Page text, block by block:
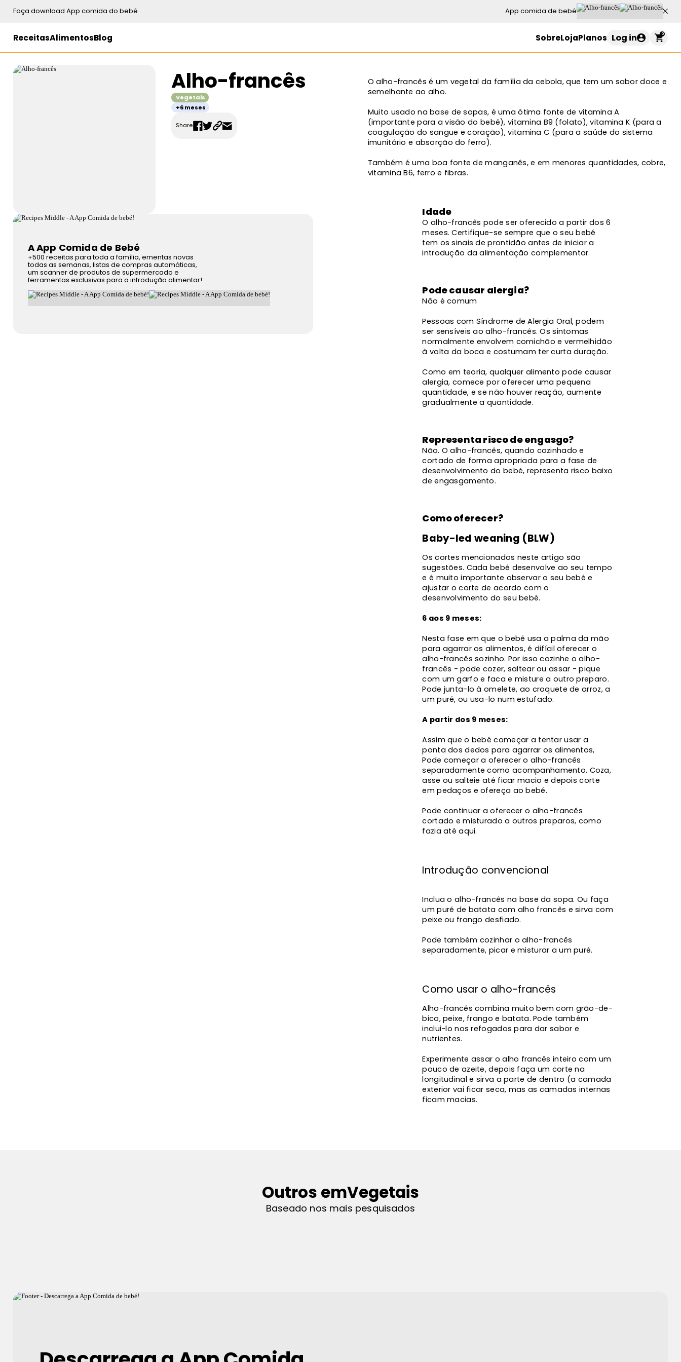
Faça download App comida do bebé App comida de bebé
ReceitasAlimentosBlog SobreLojaPlanos Log in 0
o seu carrinho está vazio
Continuar a comprar
Alho-francês
Vegetais
+6 meses
Share
A App Comida de Bebé
+500 receitas para toda a família, ementas novas
todas as semanas, listas de compras automáticas,
um scanner de produtos de supermercado e
ferramentas exclusivas para a introdução alimentar!
O alho-francês é um vegetal da família da cebola, que tem um sabor doce e
semelhante ao alho.
Muito usado na base de sopas, é uma ótima fonte de vitamina A
(importante para a visão do bebé), vitamina B9 (folato), vitamina K (para a
coagulação do sangue e coração), vitamina C (para a saúde do sistema
imunitário e absorção do ferro).
Também é uma boa fonte de manganês, e em menores quantidades, cobre,
vitamina B6, ferro e fibras.
Idade
O alho-francês pode ser oferecido a partir dos 6
meses. Certifique-se sempre que o seu bebé
tem os sinais de prontidão antes de iniciar a
introdução da alimentação complementar.
Pode causar alergia?
Não é comum
Pessoas com Síndrome de Alergia Oral, podem
ser sensíveis ao alho-francês. Os sintomas
normalmente envolvem comichão e vermelhidão
à volta da boca e costumam ter curta duração.
Como em teoria, qualquer alimento pode causar
alergia, comece por oferecer uma pequena
quantidade, e se não houver reação, aumente
gradualmente a quantidade.
Representa risco de engasgo?
Não. O alho-francês, quando cozinhado e
cortado de forma apropriada para a fase de
desenvolvimento do bebé, representa risco baixo
de engasgamento.
Como oferecer?
Baby-led weaning (BLW)
Os cortes mencionados neste artigo são
sugestões. Cada bebé desenvolve ao seu tempo
e é muito importante observar o seu bebé e
ajustar o corte de acordo com o
desenvolvimento do seu bebé.
6 aos 9 meses:
Nesta fase em que o bebé usa a palma da mão
para agarrar os alimentos, é difícil oferecer o
alho-francês sozinho. Por isso cozinhe o alho-
francês - pode cozer, saltear ou assar - pique
com um garfo e faca e misture a outro preparo.
Pode junta-lo à omelete, ao croquete de arroz, a
um puré, ou usa-lo num estufado.
A partir dos 9 meses:
Assim que o bebé começar a tentar usar a
ponta dos dedos para agarrar os alimentos,
Pode começar a oferecer o alho-francês
separadamente como acompanhamento. Coza,
asse ou salteie até ficar macio e depois corte
em pedaços e ofereça ao bebé.
Pode continuar a oferecer o alho-francês
cortado e misturado a outros preparos, como
fazia até aqui.
Introdução convencional
Inclua o alho-francês na base da sopa. Ou faça
um puré de batata com alho francês e sirva com
peixe ou frango desfiado.
Pode também cozinhar o alho-francês
separadamente, picar e misturar a um puré.
Como usar o alho-francês
Alho-francês combina muito bem com grão-de-
bico, peixe, frango e batata. Pode também
inclui-lo nos refogados para dar sabor e
nutrientes.
Experimente assar o alho francês inteiro com um
pouco de azeite, depois faça um corte na
longitudinal e sirva a parte de dentro (a camada
exterior vai ficar seca, mas as camadas internas
ficam macias.
Outros emVegetais
Baseado nos mais pesquisados